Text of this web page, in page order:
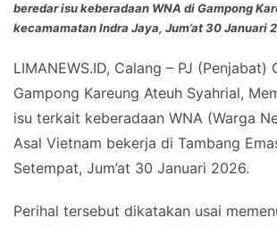
beredar isu keberadaan WNA di Gampong
kecamamatan Indra Jaya, Jum’at 30 Januari
LIMANEWS.ID, Calang – PJ (Penjabat)
Gampong Kareung Ateuh Syahrial,
isu terkait keberadaan WNA (Warga
Asal Vietnam bekerja di Tambang
Setempat, Jum’at 30 Januari 2026.
Perihal tersebut dikatakan usai